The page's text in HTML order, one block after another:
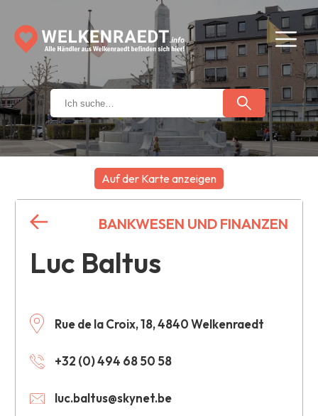
Auf der Karte anzeigen
Luc Baltus
Rue de la Croix, 18, 4840 Welkenraedt
+32 (0) 494 68 50 58
luc.baltus@skynet.be
BANKWESEN UND FINANZEN
+
−